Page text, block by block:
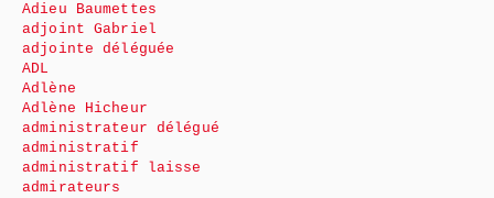
Adieu Baumettes
adjoint Gabriel
adjointe déléguée
ADL
Adlène
Adlène Hicheur
administrateur délégué
administratif
administratif laisse
admirateurs